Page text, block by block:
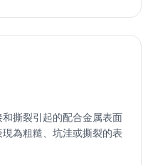
撕裂引起的配合金属表面
為粗糙、坑洼或撕裂的表